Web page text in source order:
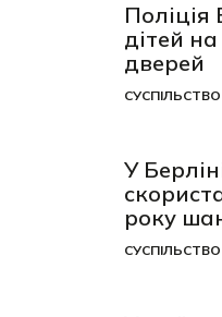
Поліція
дітей
дверей
Категорія
СУСПІЛЬСТВО
Дата
У
року
Категорія
СУСПІЛЬСТВО
Дата